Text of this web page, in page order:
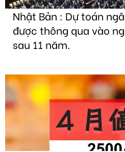
Nhật Bản : Dự toán
được thông qua vào
sau 11 năm.